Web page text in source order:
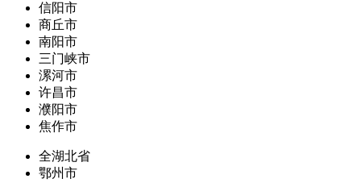
信阳市
商丘市
南阳市
三门峡市
漯河市
许昌市
濮阳市
焦作市
全湖北省
鄂州市